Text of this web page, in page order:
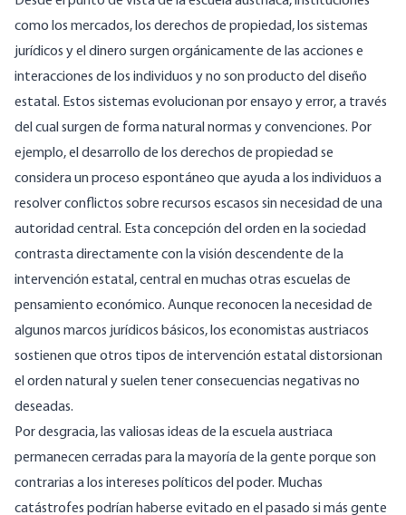
como los mercados, los derechos de propiedad, los sistemas
jurídicos y el dinero surgen orgánicamente de las acciones e
interacciones de los individuos y no son producto del diseño
estatal. Estos sistemas evolucionan por ensayo y error, a través
del cual surgen de forma natural normas y convenciones. Por
ejemplo, el desarrollo de los derechos de propiedad se
considera un proceso espontáneo que ayuda a los individuos a
resolver conflictos sobre recursos escasos sin necesidad de una
autoridad central. Esta concepción del orden en la sociedad
contrasta directamente con la visión descendente de la
intervención estatal, central en muchas otras escuelas de
pensamiento económico. Aunque reconocen la necesidad de
algunos marcos jurídicos básicos, los economistas austriacos
sostienen que otros tipos de intervención estatal distorsionan
el orden natural y suelen tener consecuencias negativas no
deseadas.
Por desgracia, las valiosas ideas de la escuela austriaca
permanecen cerradas para la mayoría de la gente porque son
contrarias a los intereses políticos del poder. Muchas
catástrofes podrían haberse evitado en el pasado si más gente